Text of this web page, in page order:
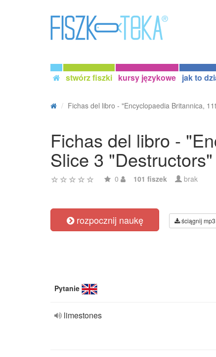
stwórz fiszki kursy językowe jak to
Fichas del libro - "Encyclopaedia Britannica,
Fichas del libro -
Slice 3
0 101 fiszek brak
rozpocznij naukę ściągnij mp3
Pytanie
limestones